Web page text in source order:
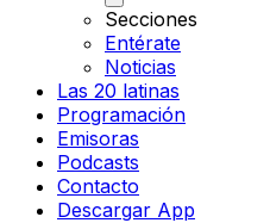
Secciones
Entérate
Noticias
Las 20 latinas
Programación
Emisoras
Podcasts
Contacto
Descargar App